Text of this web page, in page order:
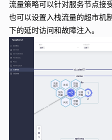
流量策略可以针对服务节点接
也可以设置入栈流量的超市机
下的延时访问和故障注入。